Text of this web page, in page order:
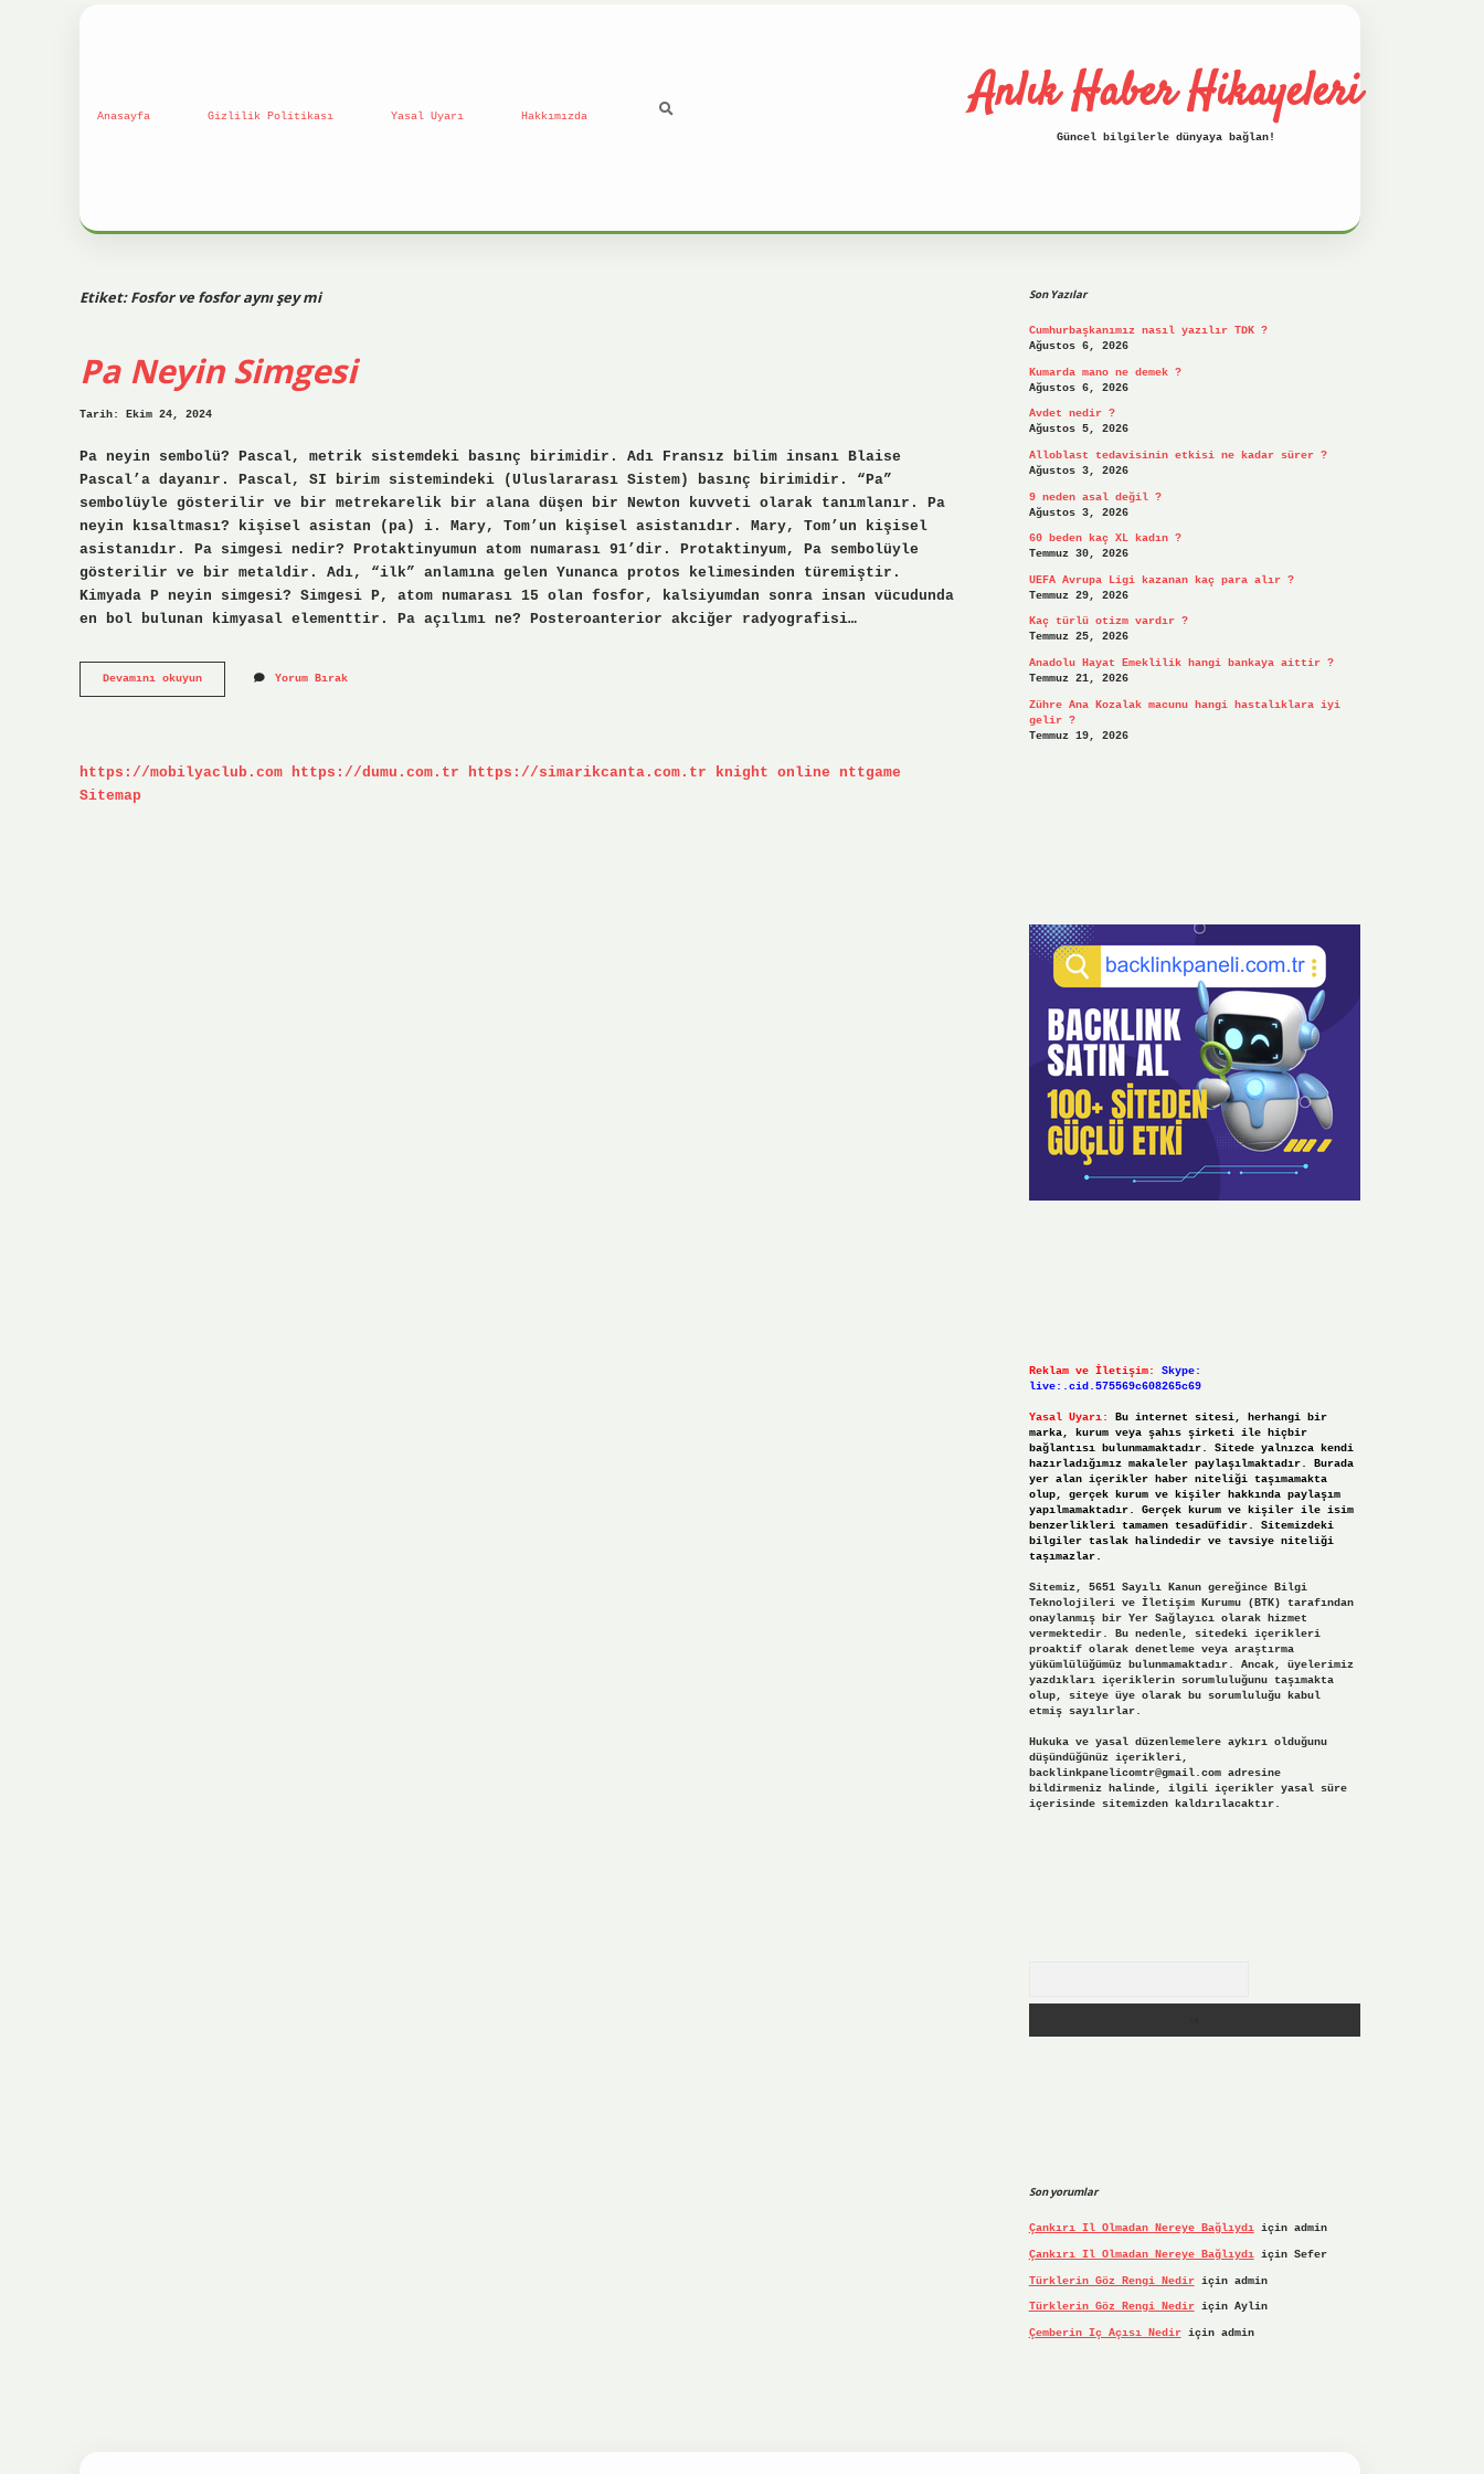
Anasayfa Gizlilik Politikası Yasal Uyarı Hakkımızda Anlık Haber Hikayeleri
Güncel bilgilerle dünyaya bağlan!
Etiket:Fosfor ve fosfor aynı şey mi
Pa Neyin Simgesi
Tarih: Ekim 24, 2024
Pa neyin sembolü? Pascal, metrik sistemdeki basınç birimidir. Adı Fransız bilim insanı Blaise
Pascal’a dayanır. Pascal, SI birim sistemindeki (Uluslararası Sistem) basınç birimidir. “Pa”
sembolüyle gösterilir ve bir metrekarelik bir alana düşen bir Newton kuvveti olarak tanımlanır. Pa
neyin kısaltması? kişisel asistan (pa) i. Mary, Tom’un kişisel asistanıdır. Mary, Tom’un kişisel
asistanıdır. Pa simgesi nedir? Protaktinyumun atom numarası 91’dir. Protaktinyum, Pa sembolüyle
gösterilir ve bir metaldir. Adı, “ilk” anlamına gelen Yunanca protos kelimesinden türemiştir.
Kimyada P neyin simgesi? Simgesi P, atom numarası 15 olan fosfor, kalsiyumdan sonra insan vücudunda
en bol bulunan kimyasal elementtir. Pa açılımı ne? Posteroanterior akciğer radyografisi…
Devamını okuyunPa
Neyin
Yorum Bırak
https://mobilyaclub.com https://dumu.com.tr https://simarikcanta.com.tr knight online
nttgame
Sitemap
Son Yazılar
Cumhurbaşkanımız nasıl yazılır TDK ?
Ağustos 6, 2026
Kumarda mano ne demek ?
Ağustos 6, 2026
Avdet nedir ?
Ağustos 5, 2026
Alloblast tedavisinin etkisi ne kadar sürer ?
Ağustos 3, 2026
9 neden asal değil ?
Ağustos 3, 2026
60 beden kaç XL kadın ?
Temmuz 30, 2026
UEFA Avrupa Ligi kazanan kaç para alır ?
Temmuz 29, 2026
Kaç türlü otizm vardır ?
Temmuz 25, 2026
Anadolu Hayat Emeklilik hangi bankaya aittir ?
Temmuz 21, 2026
Zühre Ana Kozalak macunu hangi hastalıklara iyi
gelir ?
Temmuz 19, 2026
Reklam ve İletişim:
Skype:
live:.cid.575569c608265c69
Yasal Uyarı:
Bu internet sitesi, herhangi bir
marka, kurum veya şahıs şirketi ile hiçbir
bağlantısı bulunmamaktadır. Sitede yalnızca kendi
hazırladığımız makaleler paylaşılmaktadır. Burada
yer alan içerikler haber niteliği taşımamakta
olup, gerçek kurum ve kişiler hakkında paylaşım
yapılmamaktadır. Gerçek kurum ve kişiler ile isim
benzerlikleri tamamen tesadüfidir. Sitemizdeki
bilgiler taslak halindedir ve tavsiye niteliği
taşımazlar.
Sitemiz, 5651 Sayılı Kanun gereğince Bilgi
Teknolojileri ve İletişim Kurumu (BTK) tarafından
onaylanmış bir Yer Sağlayıcı olarak hizmet
vermektedir. Bu nedenle, sitedeki içerikleri
proaktif olarak denetleme veya araştırma
yükümlülüğümüz bulunmamaktadır. Ancak, üyelerimiz
yazdıkları içeriklerin sorumluluğunu taşımakta
olup, siteye üye olarak bu sorumluluğu kabul
etmiş sayılırlar.
Hukuka ve yasal düzenlemelere aykırı olduğunu
düşündüğünüz içerikleri,
backlinkpanelicomtr@gmail.comadresine
bildirmeniz halinde, ilgili içerikler yasal süre
içerisinde sitemizden kaldırılacaktır.
Son yorumlar
Çankırı Il Olmadan Nereye Bağlıydıiçin admin
Çankırı Il Olmadan Nereye Bağlıydıiçin Sefer
Türklerin Göz Rengi Nediriçin admin
Türklerin Göz Rengi Nediriçin Aylin
Çemberin Iç Açısı Nediriçin admin